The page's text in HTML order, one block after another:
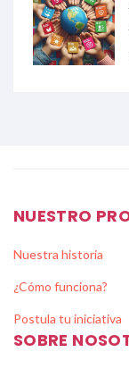
NUESTRO
Nuestra historia
¿Cómo funciona?
Postula tu iniciativa
SOBRE